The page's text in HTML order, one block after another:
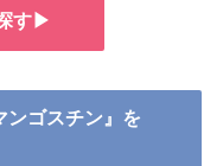
す▶
ゴスチン』を